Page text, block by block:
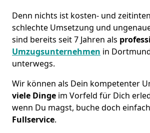
Denn nichts ist kosten- und
schlechte Umsetzung und
sind bereits seit 7 Jahren als
Umzugsunternehmen in
unterwegs.
Wir können als Dein kompetenter
viele Dinge im Vorfeld für Dich
wenn Du magst, buche doch
Fullservice.